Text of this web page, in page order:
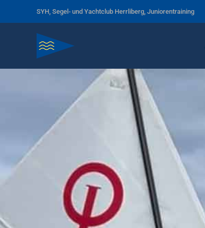
SYH, Segel- und Yachtclub Herrliberg, Juniorentraining